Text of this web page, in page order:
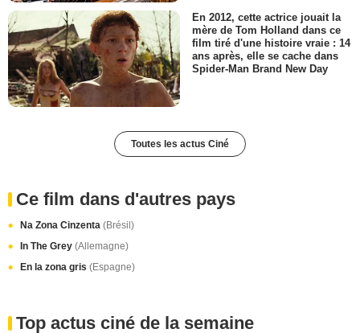
En 2012, cette actrice jouait la
mère de Tom Holland dans ce
film tiré d'une histoire vraie : 14
ans après, elle se cache dans
Spider-Man Brand New Day
Toutes les actus Ciné
Ce film dans d'autres pays
Na Zona Cinzenta (Brésil)
In The Grey (Allemagne)
En la zona gris (Espagne)
Top actus ciné de la semaine